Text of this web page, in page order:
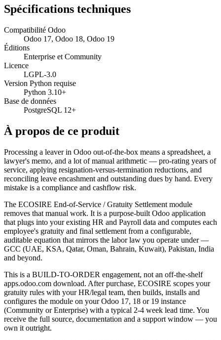
Spécifications techniques
Compatibilité Odoo
Odoo 17, Odoo 18, Odoo 19
Éditions
Enterprise et Community
Licence
LGPL-3.0
Version Python requise
Python 3.10+
Base de données
PostgreSQL 12+
À propos de ce produit
Processing a leaver in Odoo out-of-the-box means a spreadsheet, a
lawyer's memo, and a lot of manual arithmetic — pro-rating years of
service, applying resignation-versus-termination reductions, and
reconciling leave encashment and outstanding dues by hand. Every
mistake is a compliance and cashflow risk.
The ECOSIRE End-of-Service / Gratuity Settlement module
removes that manual work. It is a purpose-built Odoo application
that plugs into your existing HR and Payroll data and computes each
employee's gratuity and final settlement from a configurable,
auditable equation that mirrors the labor law you operate under —
GCC (UAE, KSA, Qatar, Oman, Bahrain, Kuwait), Pakistan, India
and beyond.
This is a BUILD-TO-ORDER engagement, not an off-the-shelf
apps.odoo.com download. After purchase, ECOSIRE scopes your
gratuity rules with your HR/legal team, then builds, installs and
configures the module on your Odoo 17, 18 or 19 instance
(Community or Enterprise) with a typical 2-4 week lead time. You
receive the full source, documentation and a support window — you
own it outright.